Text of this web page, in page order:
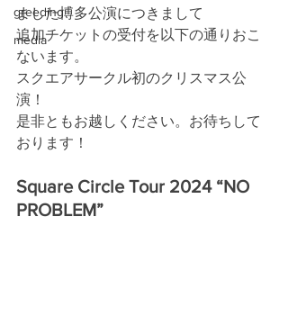
greeding
media
ました博多公演につきまして
追加チケットの受付を以下の通りおこ
ないます。
スクエアサークル初のクリスマス公
演！
是非ともお越しください。お待ちして
おります！
Square Circle Tour 2024 “NO
PROBLEM”